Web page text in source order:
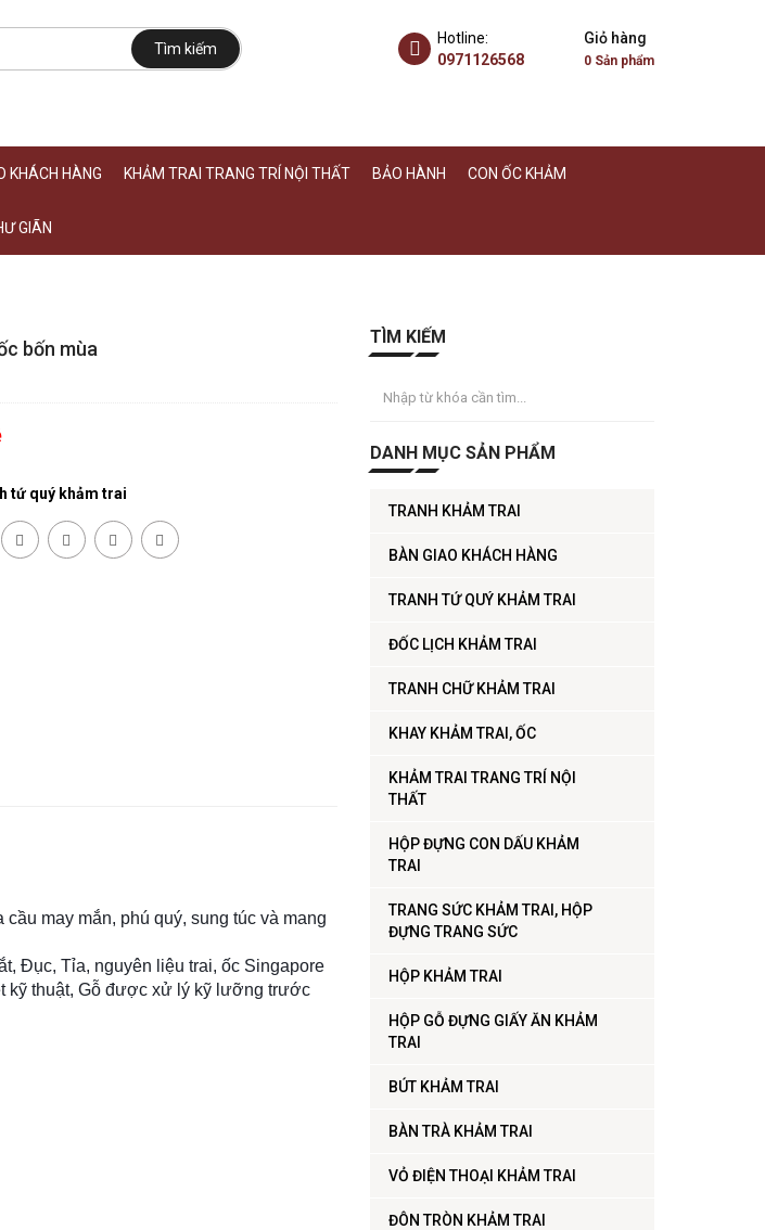
Tìm kiếm
Giỏ hàng
0 Sản phẩm
Hotline:
0971126568
KHÁCH HÀNG KHẢM TRAI TRANG TRÍ NỘI THẤT BẢO HÀNH CON ỐC KHẢM
GIÃN
bốn mùa
tứ quý khảm trai
may mắn, phú quý, sung túc và mang
Đục, Tỉa, nguyên liệu trai, ốc Singapore
kỹ thuật, Gỗ được xử lý kỹ lưỡng trước
TÌM KIẾM
DANH MỤC SẢN PHẨM
TRANH KHẢM TRAI
BÀN GIAO KHÁCH HÀNG
TRANH TỨ QUÝ KHẢM TRAI
ĐỐC LỊCH KHẢM TRAI
TRANH CHỮ KHẢM TRAI
KHAY KHẢM TRAI, ỐC
KHẢM TRAI TRANG TRÍ NỘI
THẤT
HỘP ĐỰNG CON DẤU KHẢM
TRAI
TRANG SỨC KHẢM TRAI, HỘP
ĐỰNG TRANG SỨC
HỘP KHẢM TRAI
HỘP GỖ ĐỰNG GIẤY ĂN KHẢM
TRAI
BÚT KHẢM TRAI
BÀN TRÀ KHẢM TRAI
VỎ ĐIỆN THOẠI KHẢM TRAI
ĐÔN TRÒN KHẢM TRAI